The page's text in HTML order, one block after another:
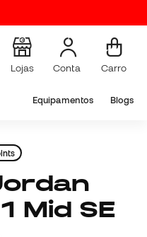
Lojas Conta Carro
Equipamentos Blogs
Mid SE